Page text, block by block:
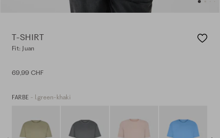
T-SHIRT
Fit: Juan
69,99 CHF
FARBE - l.green-khaki